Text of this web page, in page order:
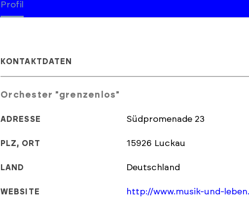
Profil
KONTAKTDATEN
Orchester "grenzenlos"
ADRESSE Südpromenade 23
PLZ, ORT 15926 Luckau
LAND Deutschland
WEBSITE http://www.musik-und-